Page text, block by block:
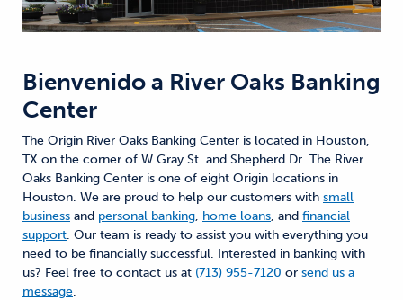
Bienvenido a River Oaks Banking
Center
The Origin River Oaks Banking Center is located in Houston,
TX on the corner of W Gray St. and Shepherd Dr. The River
Oaks Banking Center is one of eight Origin locations in
Houston. We are proud to help our customers with small
business and personal banking, home loans, and financial
support. Our team is ready to assist you with everything you
need to be financially successful. Interested in banking with
us? Feel free to contact us at (713) 955-7120 or send us a
message.